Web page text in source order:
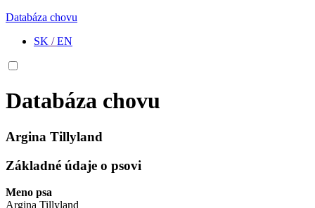
Databáza chovu
SK /EN
Databáza chovu
Argina Tillyland
Základné údaje o psovi
Meno psa
Argina Tillyland